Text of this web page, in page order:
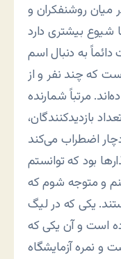
روشنفکران و
دائماً به دنبال اسم
که چند نفر و از
مرتباً شمارنده
بازدیدکنندگان،
بود که توانستم
و متوجه شوم که
یکی که در لیگ
است و آن یکی که
و نمره آزمایشگاه